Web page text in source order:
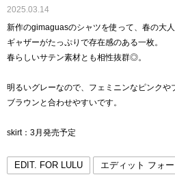
2025.03.14
新作のgimaguasのシャツを使って、春の大人
ギャザーがたっぷりで存在感のある一枚。
春らしいサテン素材とも相性抜群◎。
明るいグレーなので、フェミニンなピンク
ブラウンと合わせやすいです。
skirt：3月発売予定
EDIT. FOR LULU エディット フォ